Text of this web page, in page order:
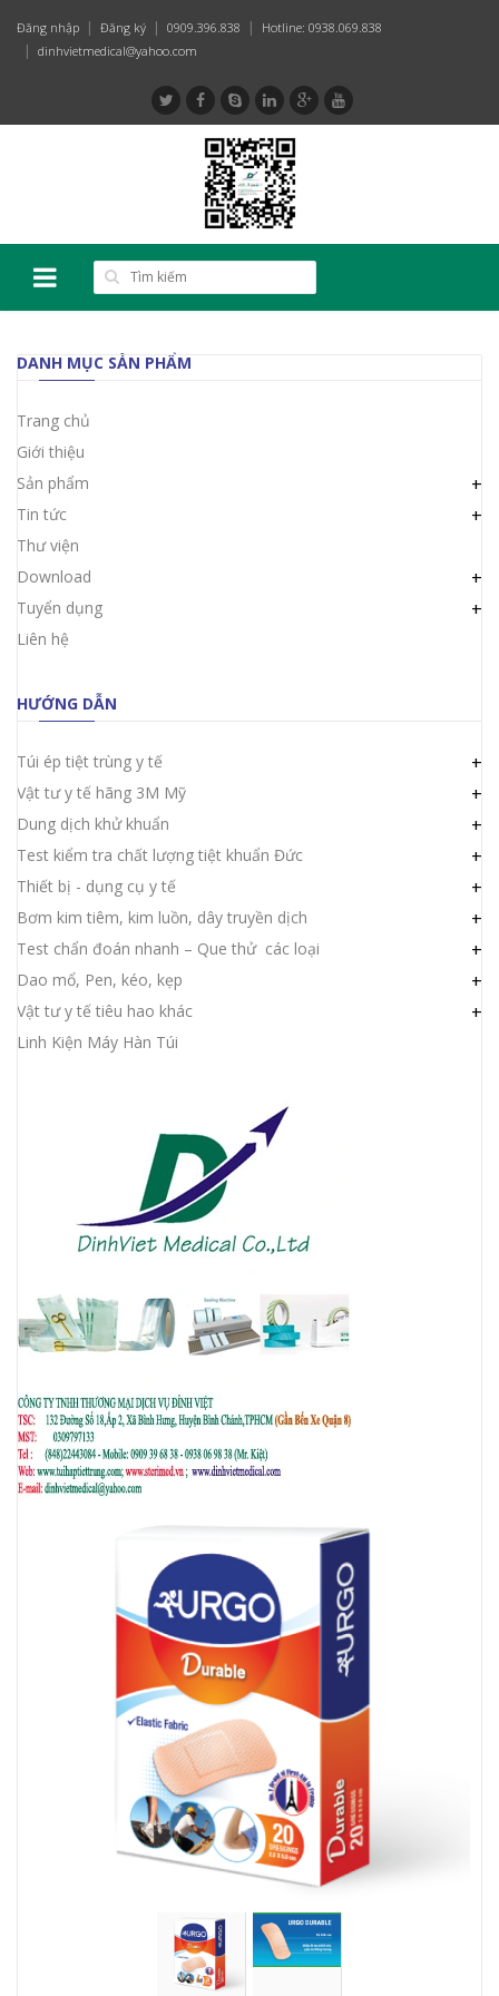
Đăng nhập Đăng ký 0909.396.838
Hotline: 0938.069.838
dinhvietmedical@yahoo.com
DANH MỤC SẢN PHẨM
Trang chủ
Giới thiệu
Sản phẩm
+
Tin tức +
Thư viện
Download
+
Tuyển dụng +
Liên hệ
HƯỚNG DẪN
Túi ép tiệt trùng y tế +
Vật tư y tế hãng 3M Mỹ +
Dung dịch khử khuẩn +
Test kiểm tra chất lượng tiệt khuẩn Đức +
Thiết bị - dụng cụ y tế +
Bơm kim tiêm, kim luồn, dây truyền dịch +
Test chẩn đoán nhanh – Que thử các loại +
Dao mổ, Pen, kéo, kẹp +
Vật tư y tế tiêu hao khác +
Linh Kiện Máy Hàn Túi